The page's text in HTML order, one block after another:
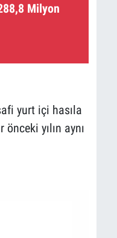
Milyon
yurt içi hasıla
yılın aynı